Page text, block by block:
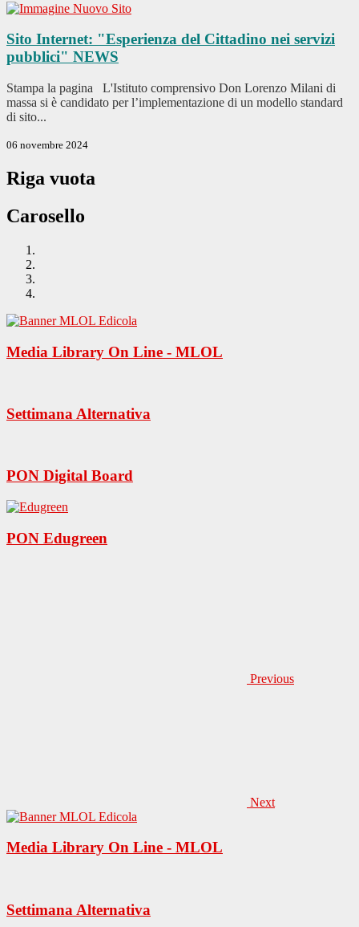
Sito Internet: "Esperienza del Cittadino nei servizi
pubblici" NEWS
Stampa la pagina L'Istituto comprensivo Don Lorenzo Milani di
massa si è candidato per l’implementazione di un modello standard
di sito...
06 novembre 2024
Riga vuota
Carosello
Media Library On Line - MLOL
Settimana Alternativa
PON Digital Board
PON Edugreen
Previous
Next
Media Library On Line - MLOL
Settimana Alternativa